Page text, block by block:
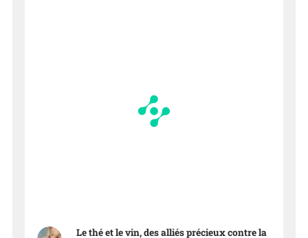
Le thé et le vin, des alliés précieux contre la